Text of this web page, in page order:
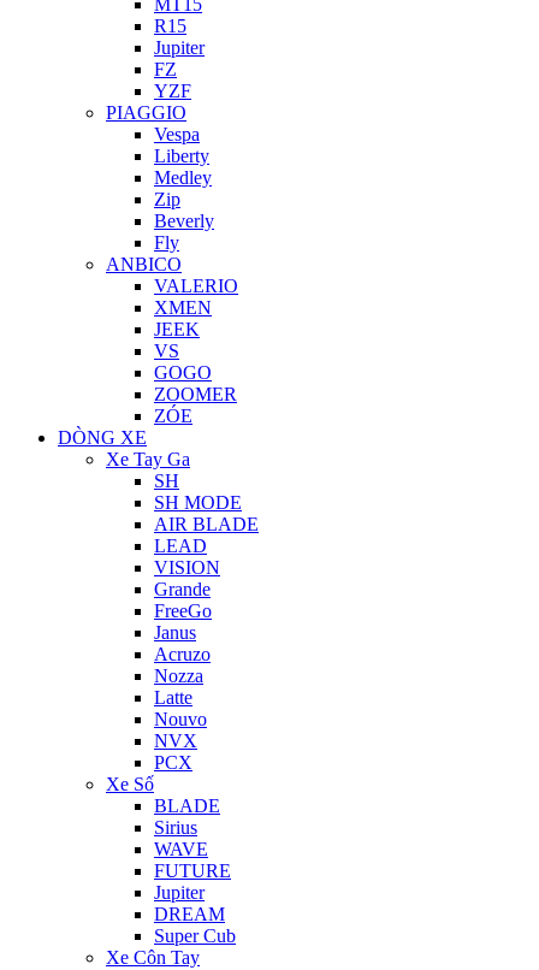
MT15
R15
Jupiter
FZ
YZF
PIAGGIO
Vespa
Liberty
Medley
Zip
Beverly
Fly
ANBICO
VALERIO
XMEN
JEEK
VS
GOGO
ZOOMER
ZÓE
DÒNG XE
Xe Tay Ga
SH
SH MODE
AIR BLADE
LEAD
VISION
Grande
FreeGo
Janus
Acruzo
Nozza
Latte
Nouvo
NVX
PCX
Xe Số
BLADE
Sirius
WAVE
FUTURE
Jupiter
DREAM
Super Cub
Xe Côn Tay